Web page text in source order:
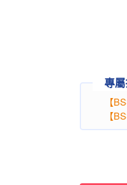
專
【
【